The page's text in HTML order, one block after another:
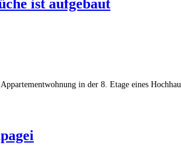
ist aufgebaut
in der 8. Etage eines